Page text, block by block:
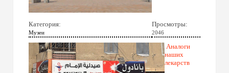
Категория:
Музеи
Просмотры:
2046
Аналоги
наших
лекарств